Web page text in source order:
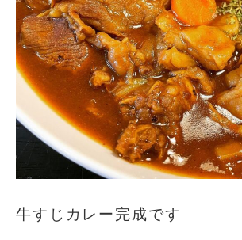
牛すじカレー完成です